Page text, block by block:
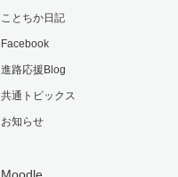
ことちか日記
Facebook
進路応援Blog
共通トピックス
お知らせ